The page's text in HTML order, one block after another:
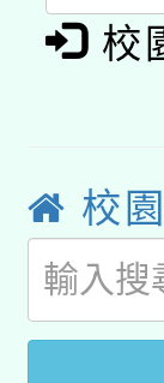
有
轉
用
動
桃
開
校
校